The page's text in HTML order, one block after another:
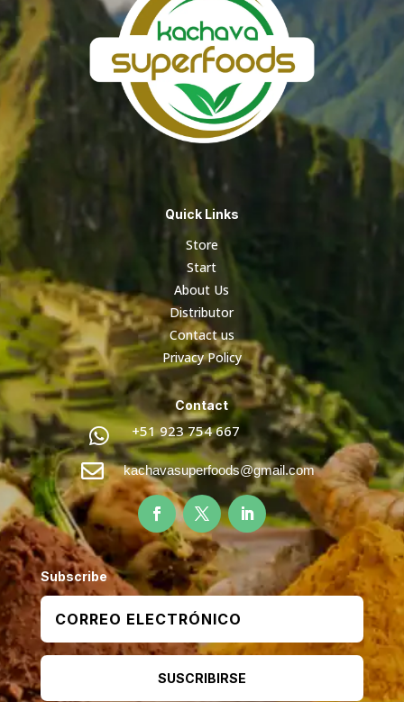
Quick Links
Store
Start
About Us
Distributor
Contact us
Privacy Policy
Contact
 +51 923 754 667
 kachavasuperfoods@gmail.com
Subscribe
SUSCRIBIRSE